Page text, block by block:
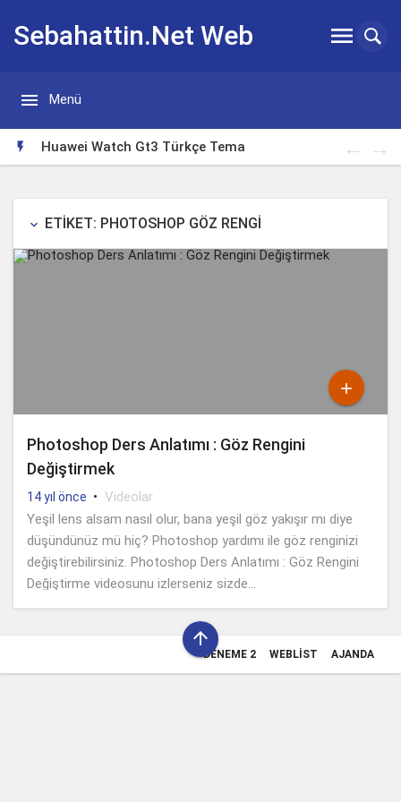
Sebahattin.Net Web
Günlügü

 Menü
 Huawei Watch Gt3 Türkçe Tema
keyboard_arrow_down ETIKET: PHOTOSHOP GÖZ RENGI

Photoshop Ders Anlatımı : Göz Rengini
Değiştirmek
14 yıl önce • Videolar
Yeşil lens alsam nasıl olur, bana yeşil göz yakışır mı diye
düşündünüz mü hiç? Photoshop yardımı ile göz renginizi
değiştirebilirsiniz. Photoshop Ders Anlatımı : Göz Rengini
Değiştirme videosunu izlerseniz sizde...

DENEME 2 WEBLIST AJANDA